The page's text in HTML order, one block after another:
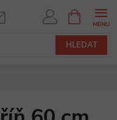
HLEDAT
NÁKUPNÍ
KOŠÍK